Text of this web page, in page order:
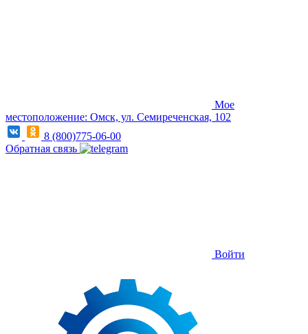
Мое
местоположение: Омск, ул. Семиреченская, 102
8 (800)775-06-00
Обратная связь
Войти